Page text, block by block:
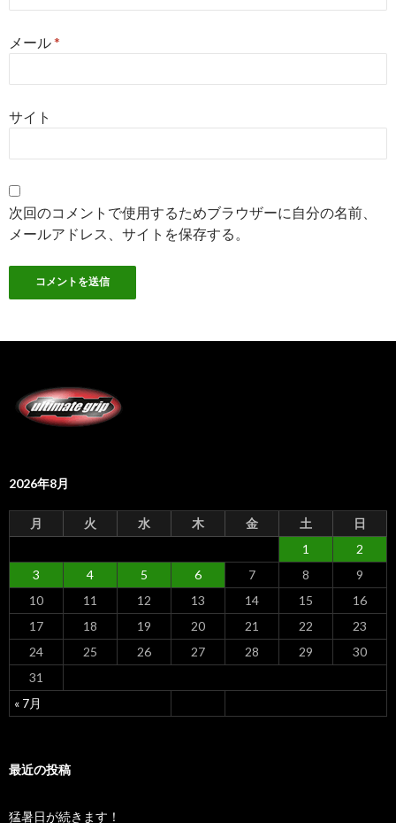
メール*
サイト
次回のコメントで使用するためブラウザーに自分の名前、
メールアドレス、サイトを保存する。
2026年8月
月 火 水 木 金 土 日
« 7月
1
2
3
4 5 6 7 8
9
10
11 12 13 14 15
16
17
18 19 20 21 22
23
24
25 26 27 28 29
30
31
最近の投稿
猛暑日が続きます！